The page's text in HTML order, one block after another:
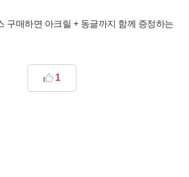
구매하면 아크릴 + 동글까지 함께 증정하는
1